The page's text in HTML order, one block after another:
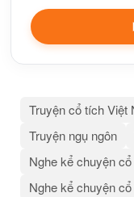
Truyện cổ tích Việt
Truyện ngụ ngôn
Nghe kể chuyện
Nghe kể chuyện